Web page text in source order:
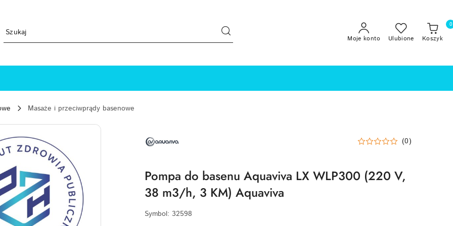
Moje konto Ulubione Koszyk
0
Masaże i przeciwprądy basenowe
AQUAVIVA (0)
Pompa do basenu Aquaviva LX WLP300 (220 V,
38 m3/h, 3 KM) Aquaviva
Symbol: 32598